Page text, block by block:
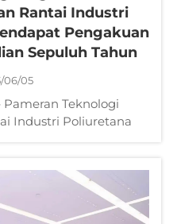
Rantai Industri
Pengakuan
Sepuluh Tahun
06/05
Pameran Teknologi
Industri Poliuretana
pelepas domestik,
Chemical...